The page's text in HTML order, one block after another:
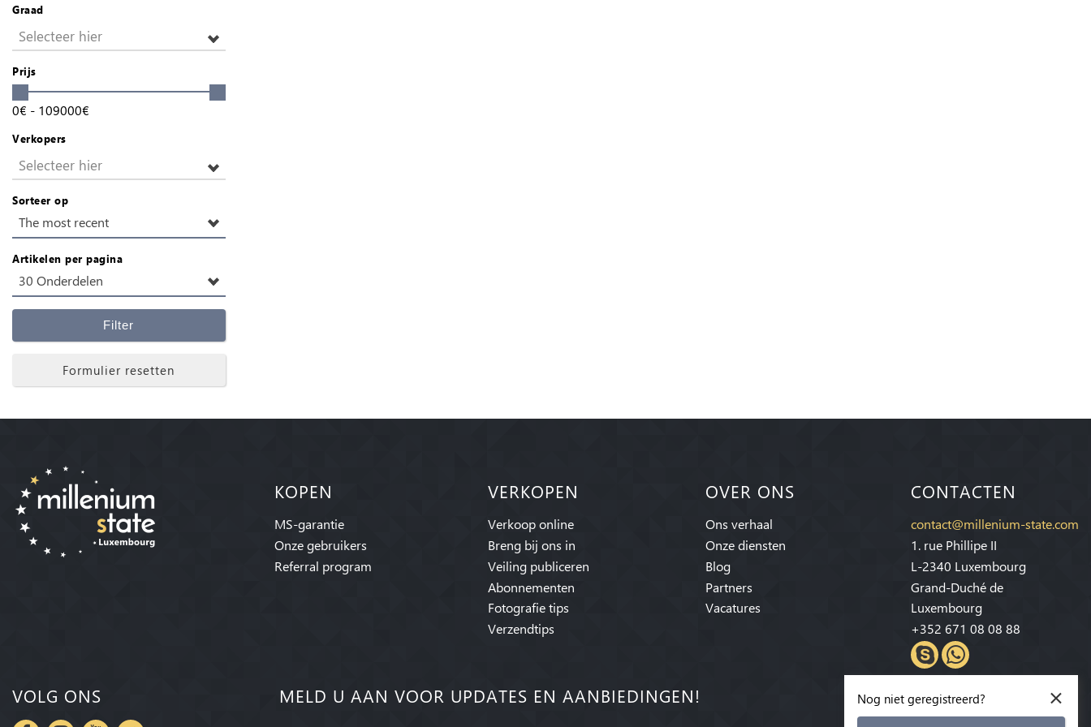
Graad
Selecteer hier
Prijs
0€ - 109000€
Verkopers
Selecteer hier
Sorteer op
The most recent
Artikelen per pagina
30 Onderdelen
Filter
Formulier resetten
KOPEN
MS-garantie
Onze gebruikers
Referral program
VERKOPEN
Verkoop online
Breng bij ons in
Veiling publiceren
Abonnementen
Fotografie tips
Verzendtips
OVER ONS
Ons verhaal
Onze diensten
Blog
Partners
Vacatures
CONTACTEN
contact@millenium-state.com
1. rue Phillipe II
L-2340 Luxembourg
Grand-Duché de
Luxembourg
+352 671 08 08 88
VOLG ONS MELD U AAN VOOR UPDATES EN AANBIEDINGEN! ×
Nog niet geregistreerd?